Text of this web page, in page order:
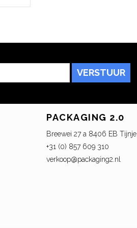
VERSTUUR
PACKAGING 2.0
Breewei 27 a 8406 EB Tijnje
+31 (0) 857 609 310
verkoop@packaging2.nl